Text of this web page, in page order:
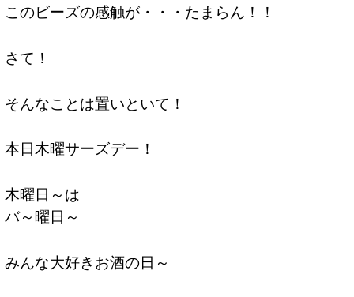
このビーズの感触が・・・たまらん！！
さて！
そんなことは置いといて！
本日木曜サーズデー！
木曜日～は
バ～曜日～
みんな大好きお酒の日～